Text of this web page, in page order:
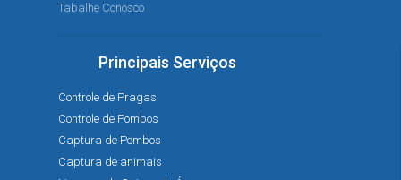
Tabalhe Conosco
Principais Serviços
Controle de Pragas
Controle de Pombos
Captura de Pombos
Captura de animais